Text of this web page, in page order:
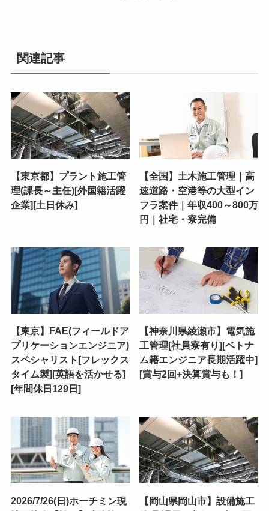
関連記事
【東京都】プラント施工管
理(課長～主任)[外国籍活躍
企業][土日休み]
【全国】土木施工管理｜高
速道路・空港等の大型イン
フラ案件｜年収400～800万
円｜社宅・寮完備
【東京】FAE(フィールドア
プリケーションエンジニア)
スペシャリスト[フレックス
タイム製][英語を活かせる]
[年間休日129日]
【神奈川県綾瀬市】電気施
工管理[社員寮有り][ベトナ
ム籍エンジニア長期活躍中]
[賞与2回+決算賞与も！]
2026/7/26(日)ホーチミン現
【岡山県岡山市】設備施工